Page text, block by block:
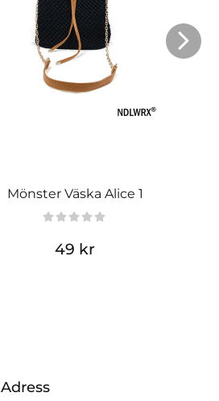
Mönster Väska Alice 1
49 kr
Adress